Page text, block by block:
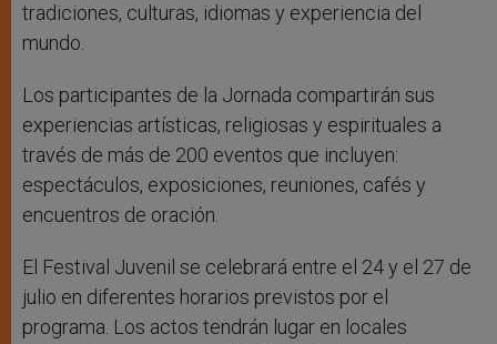
tradiciones, culturas, idiomas y experiencia del
mundo.
Los participantes de la Jornada compartirán sus
experiencias artísticas, religiosas y espirituales a
través de más de 200 eventos que incluyen:
espectáculos, exposiciones, reuniones, cafés y
encuentros de oración.
El Festival Juvenil se celebrará entre el 24 y el 27 de
julio en diferentes horarios previstos por el
programa. Los actos tendrán lugar en locales